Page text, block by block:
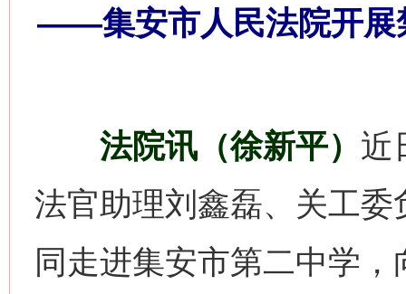
——集安市人民法院开展
法院讯（徐新平） 近
法官助理刘鑫磊、关工
同走进集安市第二中学